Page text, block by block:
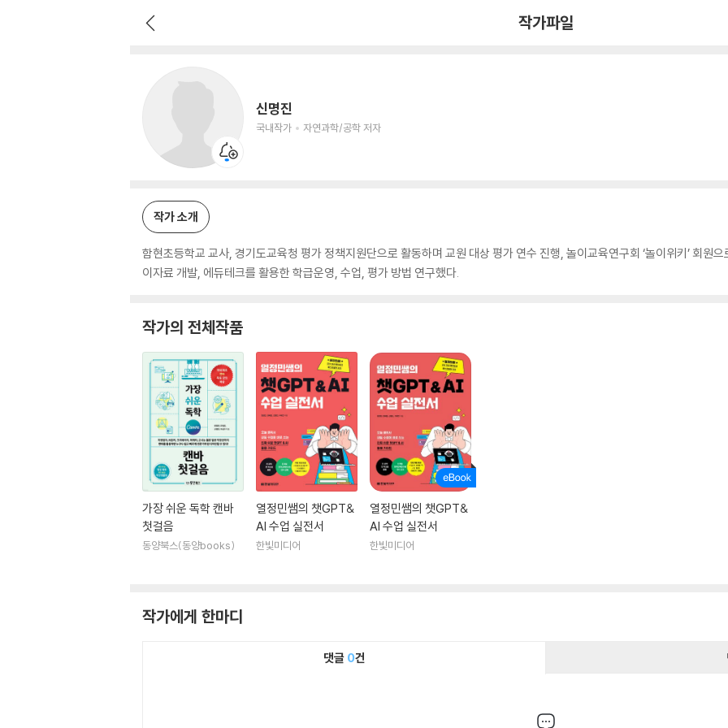
작가파일
신명진
국내작가 자연과학/공학 저자
작가 소개
함현초등학교 교사, 경기도교육청 평가 정책지원단으로 활동하며 교원 대상 평가 연수 진행, 놀이교육연구회 ‘놀이위키’ 회원
이자료 개발, 에듀테크를 활용한 학급운영, 수업, 평가 방법 연구했다.
작가의 전체작품
가장 쉬운 독학 캔바
첫걸음
동양북스(동양books)
열정민쌤의 챗GPT&
AI 수업 실전서
한빛미디어
열정민쌤의 챗GPT&
AI 수업 실전서
한빛미디어
작가에게 한마디
댓글 0건